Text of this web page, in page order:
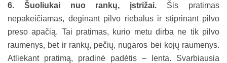
6. Šuoliukai nuo rankų, įstrižai. Šis pratimas
nepakeičiamas, deginant pilvo riebalus ir stiprinant pilvo
preso apačią. Tai pratimas, kurio metu dirba ne tik pilvo
raumenys, bet ir rankų, pečių, nugaros bei kojų raumenys.
Atliekant pratimą, pradinė padėtis – lenta. Svarbiausia